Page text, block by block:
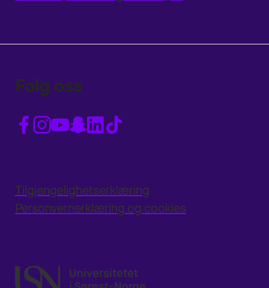
Følg oss
Tilgjengelighetserklæring
Personvernerklæring og cookies